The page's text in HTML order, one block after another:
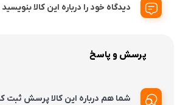
دیدگاه خود را درباره این کالا بنویسید
پرسش و پاسخ
شما هم درباره این کالا پرسش ثبت